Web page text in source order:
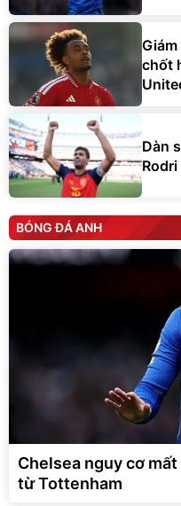
chốt
Dàn
BÓNG ĐÁ ANH
Chelsea nguy cơ
từ Tottenham